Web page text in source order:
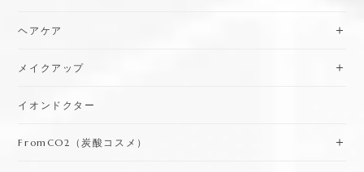
ヘアケア
メイクアップ
イオンドクター
FromCO2（炭酸コスメ）